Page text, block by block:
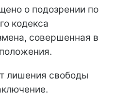
о подозрении по
кодекса
совершенная в
лишения свободы